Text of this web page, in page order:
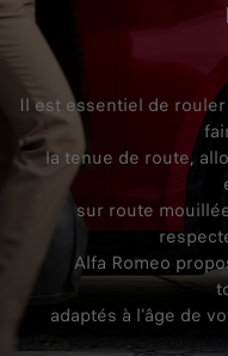
Il est essentiel de
la tenue de route,
sur route
Alfa Romeo
adaptés à l'âge de